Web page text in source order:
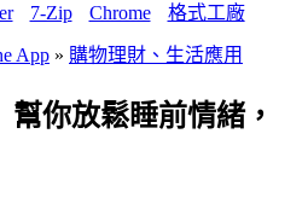
7-Zip Chrome 格式工廠
App » 購物理財、生活應用
幫你放鬆睡前情緒，